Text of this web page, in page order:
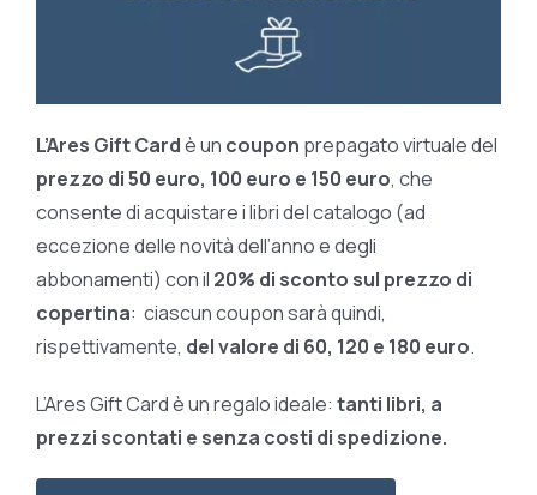
L’Ares Gift Cardè un coupon prepagato virtuale del
prezzo di 50 euro, 100 euro e 150 euro, che
consente di acquistare i libri del catalogo (ad
eccezione delle novità dell’anno e degli
abbonamenti) con il 20% di sconto sul prezzo di
copertina: ciascun coupon sarà quindi,
rispettivamente, del valore di 60, 120 e 180 euro.
L’Ares Gift Card è un regalo ideale: tanti libri, a
prezzi scontati e senza costi di spedizione.